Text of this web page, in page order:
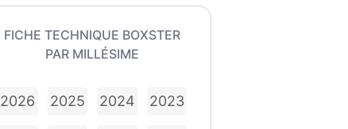
FICHE TECHNIQUE BOXSTER
PAR MILLÉSIME
2026 2025 2024 2023